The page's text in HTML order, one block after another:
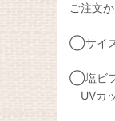
ご注文
◯サイズ
◯塩ビフ
UVカ